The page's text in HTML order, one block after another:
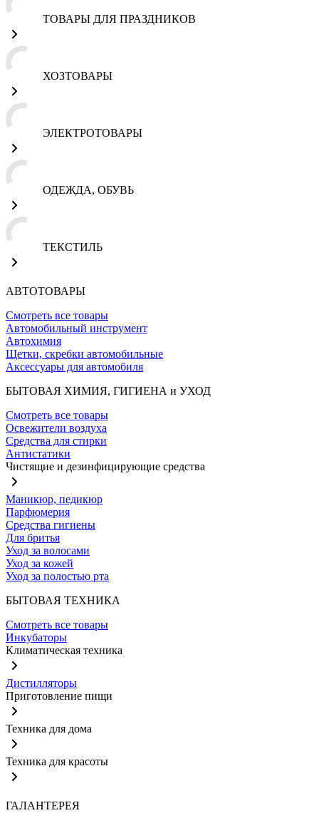
ТОВАРЫ ДЛЯ ПРАЗДНИКОВ
ХОЗТОВАРЫ
ЭЛЕКТРОТОВАРЫ
ОДЕЖДА, ОБУВЬ
ТЕКСТИЛЬ
АВТОТОВАРЫ
Смотреть все товары
Автомобильный инструмент
Автохимия
Щетки, скребки автомобильные
Аксессуары для автомобиля
БЫТОВАЯ ХИМИЯ, ГИГИЕНА и УХОД
Смотреть все товары
Освежители воздуха
Средства для стирки
Антистатики
Чистящие и дезинфицирующие средства
Маникюр, педикюр
Парфюмерия
Средства гигиены
Для бритья
Уход за волосами
Уход за кожей
Уход за полостью рта
БЫТОВАЯ ТЕХНИКА
Смотреть все товары
Инкубаторы
Климатическая техника
Дистилляторы
Приготовление пищи
Техника для дома
Техника для красоты
ГАЛАНТЕРЕЯ